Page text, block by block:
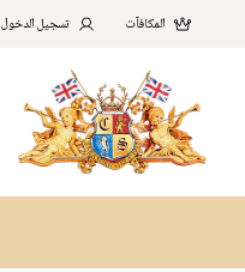
المكافآت تسجيل الدخول